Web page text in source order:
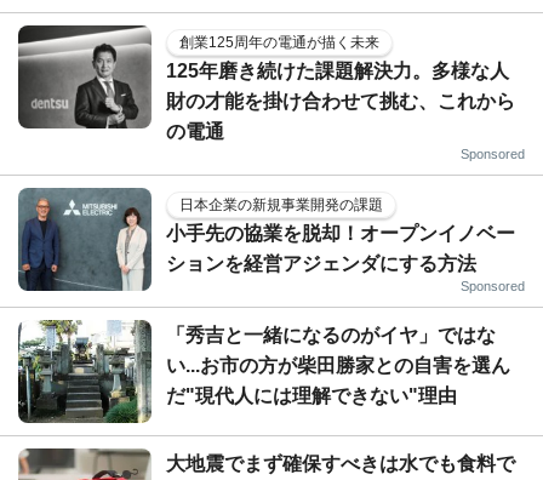
創業125周年の電通が描く未来
125年磨き続けた課題解決力。多様な人
財の才能を掛け合わせて挑む、これから
の電通
Sponsored
日本企業の新規事業開発の課題
小手先の協業を脱却！オープンイノベー
ションを経営アジェンダにする方法
Sponsored
「秀吉と一緒になるのがイヤ」ではな
い...お市の方が柴田勝家との自害を選ん
だ"現代人には理解できない"理由
大地震でまず確保すべきは水でも食料で